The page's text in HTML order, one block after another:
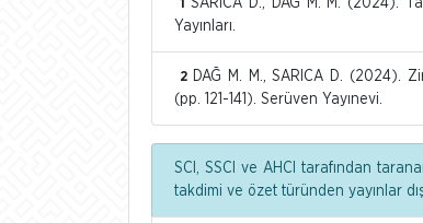
1
SARICA D., DAĞ M. M. (2024).
Yayınları.
2 DAĞ M. M., SARICA D. (2024).
(pp. 121-141). Serüven Yayınevi.
SCI, SSCI ve AHCI tarafından
takdimi ve özet türünden yayınlar